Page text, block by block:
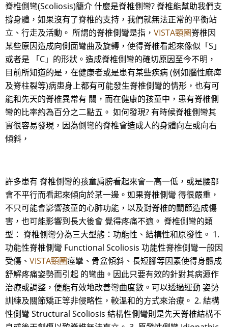
脊椎側彎(Scoliosis)簡介 什麼是脊椎側彎? 脊椎能幫助我們支
撐身體，如果沒有了脊椎的支持，我們就無法正常的平衡站
立、行走及活動。 所謂的脊椎側彎是指， VISTA頸圈脊椎因
某些原因造成向側面彎曲及旋轉，使得脊椎看起來像似「S」
或者是 「C」的形狀。造成脊椎側彎的確切原因至今不明，
目前所知道的是，在健康者或是患有某些疾病 (例如腦性麻痺
及脊柱裂等)病患身上都有可能發生脊椎側彎的情形，也有可
能和先天的脊椎異常有 關，而在健康的孩童中，患有脊椎側
彎的比率約為百分之二點五。 如何發現? 有時候脊椎側彎其
實很容易發現，因為側彎的脊椎會造成人的身體向左或向右
傾斜，
許多患有 脊椎側彎的孩童肩膀看起來會一高一低，或是腰部
會不平行而看起來傾向於某一邊。如果脊椎側彎 得很嚴重，
不只可能會影響孩童的心肺功能，以及對脊椎的關節造成傷
害，也可能影響到長大後會 覺得疼痛不適。 脊椎側彎的類
型： 脊椎側彎分為三大型態：功能性、結構性和原發性。 1.
功能性脊椎側彎 Functional Scoliosis 功能性脊椎側彎一般因
受傷、 VISTA頸圈痙攣、骨盆傾斜、長短腳等因素使得身體成
舒解疼痛姿勢而引起 的彎曲。因此只要有效的針對其病源作
治療或調整，便能有效地改善彎曲度數。可以透過運動 姿勢
訓練及關節矯正等非侵略性，較溫和的方式來治療。 2. 結構
性側彎 Structural Scoliosis 結構性側彎則是先天脊椎結構不